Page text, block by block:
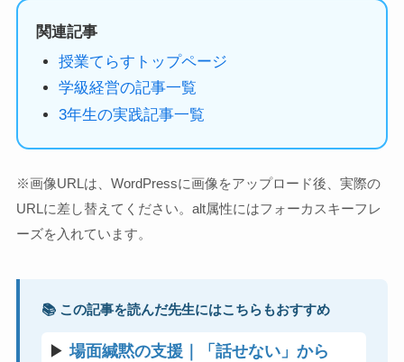
関連記事
授業てらすトップページ
学級経営の記事一覧
3年生の実践記事一覧
※画像URLは、WordPressに画像をアップロード後、実際の
URLに差し替えてください。alt属性にはフォーカスキーフレ
ーズを入れています。
📚 この記事を読んだ先生にはこちらもおすすめ
▶場面緘黙の支援｜「話せない」から